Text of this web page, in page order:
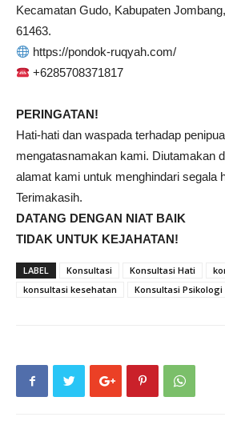
Kecamatan Gudo, Kabupaten
61463.
https://pondok-ruqyah.com/
+6285708371817
PERINGATAN!
Hati-hati dan waspada terhadap
mengatasnamakan kami. Diutamakan
alamat kami untuk menghindari segala
Terimakasih.
DATANG DENGAN NIAT BAIK
TIDAK UNTUK KEJAHATAN!
LABEL Konsultasi Konsultasi Hati
konsultasi kesehatan
Konsultasi Psikologi